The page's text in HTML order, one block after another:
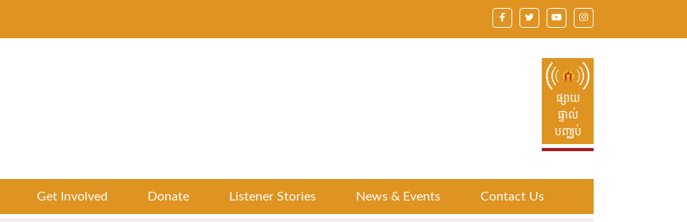
ផ្សាយ
ផ្ទាល់
បញ្ឈប់
Get Involved Donate Listener Stories News & Events Contact Us